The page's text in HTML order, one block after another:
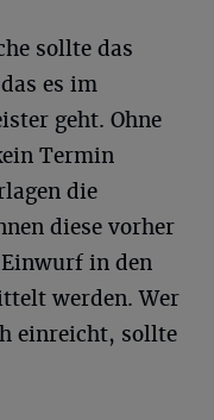
sollte das
es im
geht. Ohne
Termin
die
diese vorher
in den
werden. Wer
einreicht, sollte